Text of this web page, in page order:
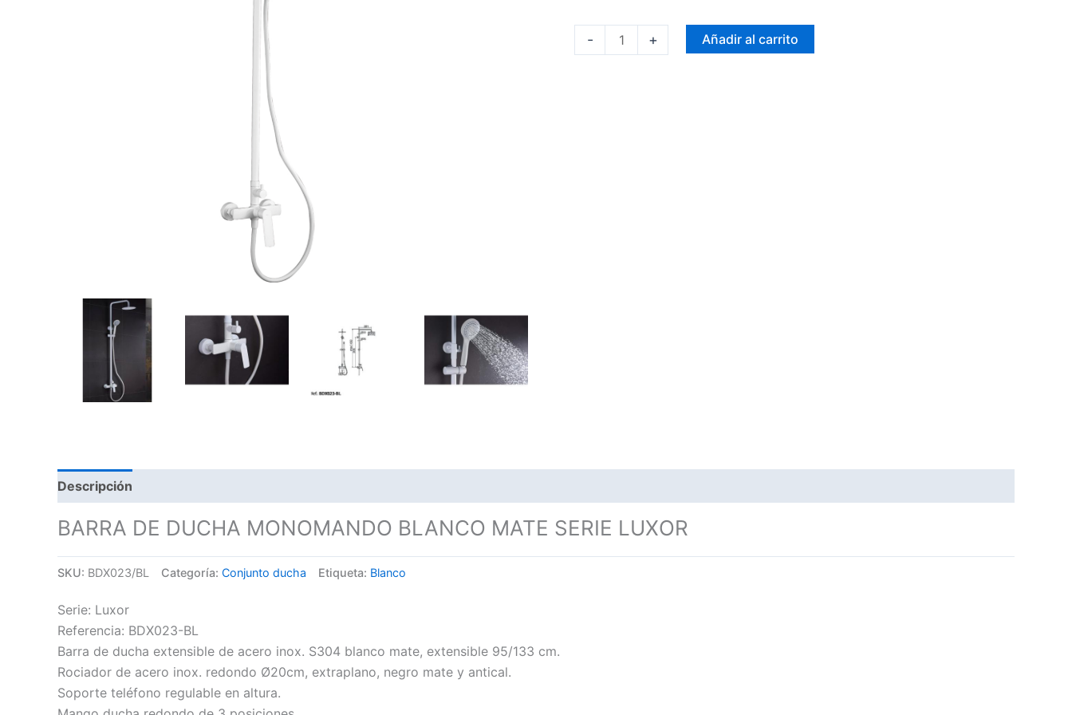
- + Añadir al carrito
Descripción
BARRA DE DUCHA MONOMANDO BLANCO MATE SERIE LUXOR
SKU: BDX023/BL Categoría: Conjunto ducha Etiqueta: Blanco
Serie: Luxor
Referencia: BDX023-BL
Barra de ducha extensible de acero inox. S304 blanco mate, extensible 95/133 cm.
Rociador de acero inox. redondo Ø20cm, extraplano, negro mate y antical.
Soporte teléfono regulable en altura.